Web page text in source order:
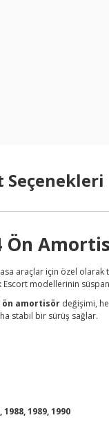
Seçenekleri
araçlar için özel olarak
Escort modellerinin
ön amortisör değişimi,
stabil bir sürüş sağlar.
1988, 1989, 1990